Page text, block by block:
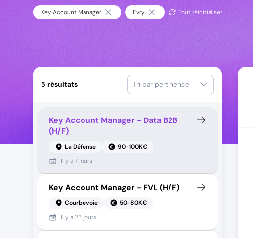
Key Account Manager Evry Tout réinitialiser
5 résultats Tri par pertinence
Key Account Manager - Data B2B
(H/F)
La Défense
90-100K€
Il y a7 jours
Key Account Manager - FVL (H/F)
Courbevoie
50-80K€
Il y a 23 jours